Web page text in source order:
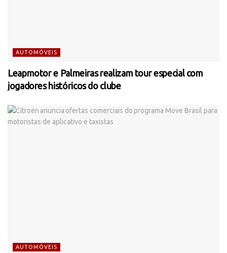
AUTOMÓVEIS
Leapmotor e Palmeiras realizam tour especial com
jogadores históricos do clube
AUTOMÓVEIS